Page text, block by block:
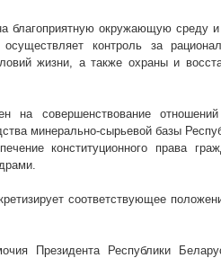
благоприятную окружающую среду
контроль за
жизни, а также охраны и
совершенствование
минерально-сырьевой базы
конституционного права
соответствующее
Президента Республики